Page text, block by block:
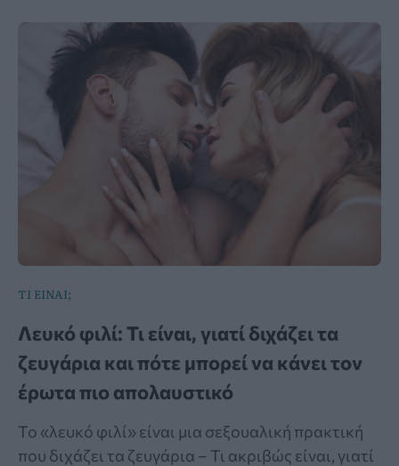
ΤΙ ΕΙΝΑΙ;
Λευκό φιλί: Τι είναι, γιατί διχάζει τα
ζευγάρια και πότε μπορεί να κάνει τον
έρωτα πιο απολαυστικό
Το «λευκό φιλί» είναι μια σεξουαλική πρακτική
που διχάζει τα ζευγάρια – Τι ακριβώς είναι, γιατί